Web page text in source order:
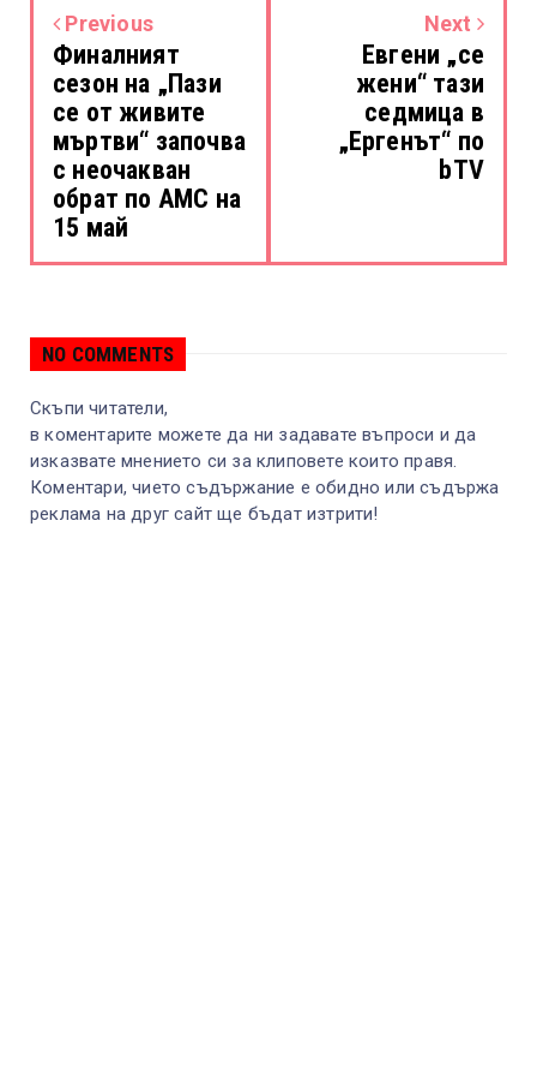
Previous
Финалният
сезон на „Пази
се от живите
мъртви“ започва
с неочакван
обрат по AMC на
15 май
Next
Евгени „се
жени“ тази
седмица в
„Ергенът“ по
bTV
NO COMMENTS
Скъпи читатели,
в коментарите можете да ни задавате въпроси и да
изказвате мнението си за клиповете които правя.
Коментари, чието съдържание е обидно или съдържа
реклама на друг сайт ще бъдат изтрити!